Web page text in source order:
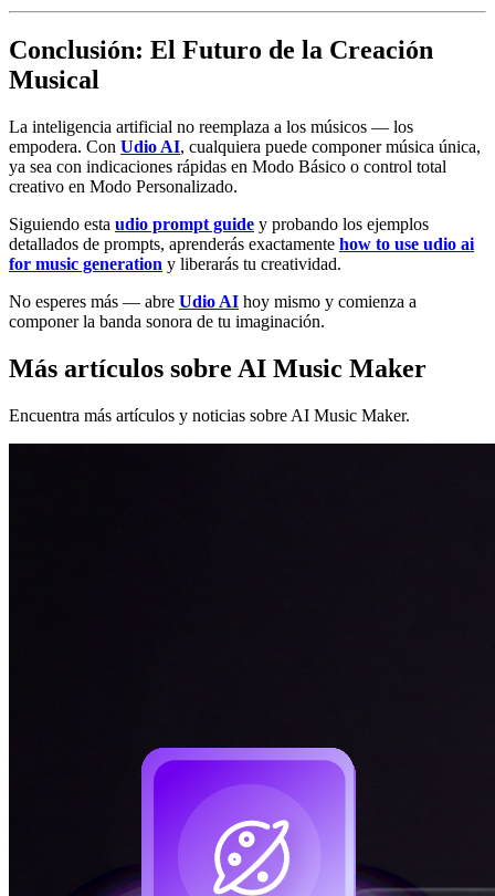
Conclusión: El Futuro de la Creación
Musical
La inteligencia artificial no reemplaza a los músicos — los
empodera. Con Udio AI, cualquiera puede componer música única,
ya sea con indicaciones rápidas en Modo Básico o control total
creativo en Modo Personalizado.
Siguiendo esta udio prompt guide y probando los ejemplos
detallados de prompts, aprenderás exactamente how to use udio ai
for music generation y liberarás tu creatividad.
No esperes más — abre Udio AI hoy mismo y comienza a
componer la banda sonora de tu imaginación.
Más artículos sobre AI Music Maker
Encuentra más artículos y noticias sobre AI Music Maker.